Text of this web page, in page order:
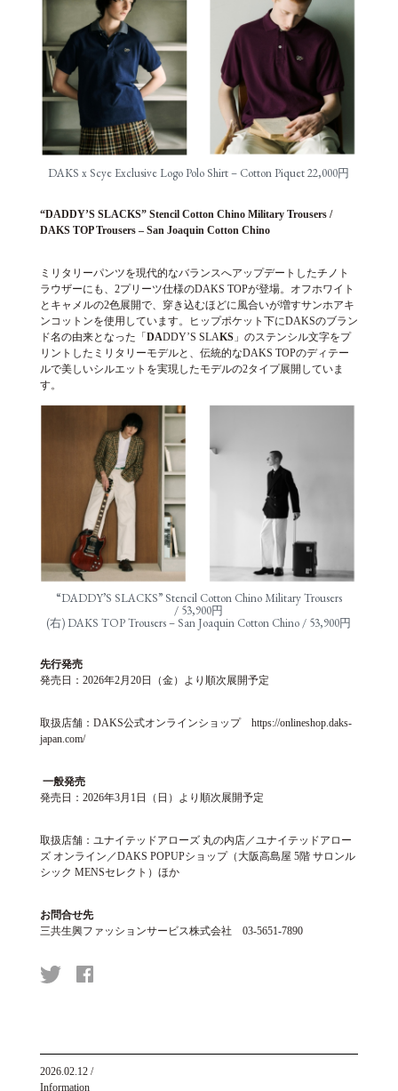
DAKS x Scye Exclusive Logo Polo Shirt – Cotton Piquet 22,000円
“DADDY’S SLACKS” Stencil Cotton Chino Military Trousers /
DAKS TOP Trousers – San Joaquin Cotton Chino
ミリタリーパンツを現代的なバランスへアップデートしたチノト
ラウザーにも、2プリーツ仕様のDAKS TOPが登場。オフホワイト
とキャメルの2色展開で、穿き込むほどに風合いが増すサンホアキ
ンコットンを使用しています。ヒップポケット下にDAKSのブラン
ド名の由来となった「DADDY’S SLAKS」のステンシル文字をプ
リントしたミリタリーモデルと、伝統的なDAKS TOPのディテー
ルで美しいシルエットを実現したモデルの2タイプ展開していま
す。
“DADDY’S SLACKS” Stencil Cotton Chino Military Trousers
/ 53,900円
(右) DAKS TOP Trousers – San Joaquin Cotton Chino / 53,900円
先行発売
発売日：2026年2月20日（金）より順次展開予定
取扱店舗：DAKS公式オンラインショップ https://onlineshop.daks-
japan.com/
一般発売
発売日：2026年3月1日（日）より順次展開予定
取扱店舗：ユナイテッドアローズ 丸の内店／ユナイテッドアロー
ズ オンライン／DAKS POPUPショップ（大阪高島屋 5階 サロンル
シック MENSセレクト）ほか
お問合せ先
三共生興ファッションサービス株式会社 03-5651-7890
2026.02.12/
Information